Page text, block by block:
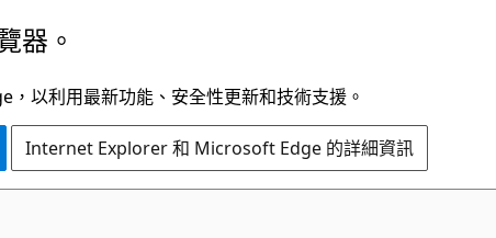
器。
以利用最新功能、安全性更新和技術支援。
Internet Explorer 和 Microsoft Edge 的詳細資訊